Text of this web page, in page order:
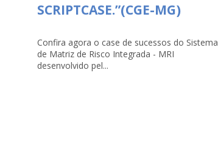
SCRIPTCASE.”(CGE-MG)
Confira agora o case de sucessos do Sistema
de Matriz de Risco Integrada - MRI
desenvolvido pel...